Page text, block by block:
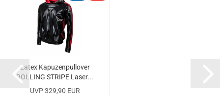
Latex Kapuzenpullover
ROLLING STRIPE Laser...
UVP 329,90 EUR